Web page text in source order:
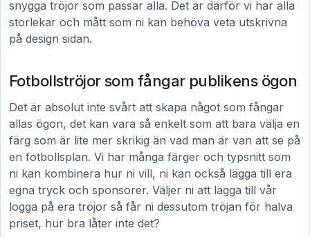
snygga tröjor som passar alla. Det är därför vi har alla
storlekar och mått som ni kan behöva veta utskrivna
på design sidan.
Fotbollströjor som fångar publikens ögon
Det är absolut inte svårt att skapa något som fångar
allas ögon, det kan vara så enkelt som att bara välja en
färg som är lite mer skrikig än vad man är van att se på
en fotbollsplan. Vi har många färger och typsnitt som
ni kan kombinera hur ni vill, ni kan också lägga till era
egna tryck och sponsorer. Väljer ni att lägga till vår
logga på era tröjor så får ni dessutom tröjan för halva
priset, hur bra låter inte det?